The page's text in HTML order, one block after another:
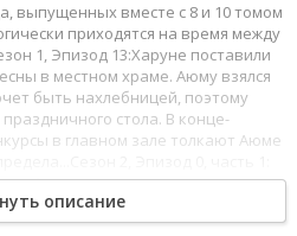
выпущенных вместе с 8 и 10 томом
приходятся на время между
1, Эпизод 13:Харуне поставили
в местном храме. Аюму взялся
быть нахлебницей, поэтому
стола. В конце-
в главном зале толкают Аюме
близко! Какие же подарки
описание